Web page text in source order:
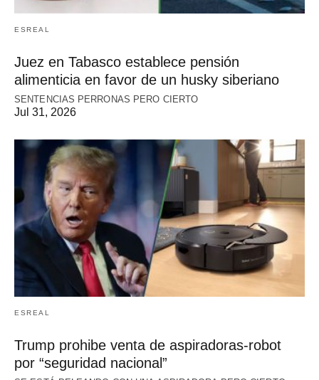
ESREAL
Juez en Tabasco establece pensión
alimenticia en favor de un husky siberiano
SENTENCIAS PERRONAS PERO CIERTO
Jul 31, 2026
ESREAL
Trump prohibe venta de aspiradoras-robot
por “seguridad nacional”